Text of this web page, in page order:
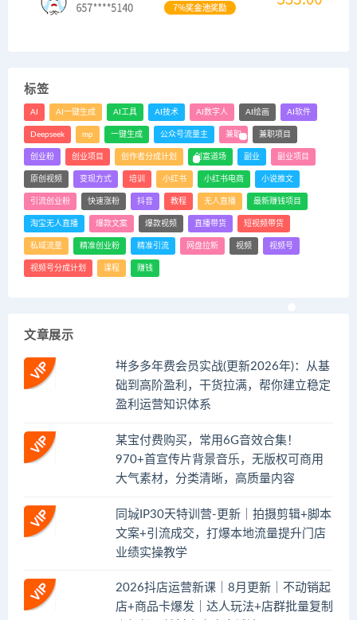
标签
AI AI一键生成 AI工具 AI技术 AI数字人 AI绘画 AI软件
Deepseek mp 一键生成 公众号流量主 兼职 兼职项目
创业粉 创业项目 创作者分成计划 创富道场 副业 副业项目
原创视频 变现方式 培训 小红书 小红书电商 小说推文
引流创业粉 快速涨粉 抖音 教程 无人直播 最新赚钱项目
淘宝无人直播 爆款文案 爆款视频 直播带货 短视频带货
私域流量 精准创业粉 精准引流 网盘拉新 视频 视频号
视频号分成计划 课程 赚钱
文章展示
拼多多年费会员实战(更新2026年)：从基
础到高阶盈利，干货拉满，帮你建立稳定
盈利运营知识体系
某宝付费购买，常用6G音效合集！
970+首宣传片背景音乐，无版权可商用
大气素材，分类清晰，高质量内容
同城IP30天特训营-更新｜拍摄剪辑+脚本
文案+引流成交，打爆本地流量提升门店
业绩实操教学
2026抖店运营新课｜8月更新｜不动销起
店+商品卡爆发｜达人玩法+店群批量复制